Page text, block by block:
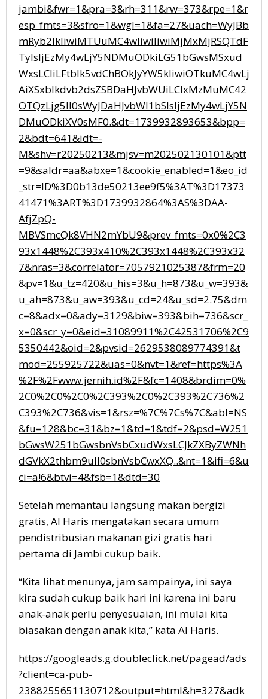
jambi&fwr=1&pra=3&rh=311&rw=373&rpe=1&r
esp_fmts=3&sfro=1&wgl=1&fa=27&uach=WyJBb
mRyb2lkIiwiMTUuMC4wIiwiIiwiMjMxMjRSQTdF
TyIsIjEzMy4wLjY5NDMuODkiLG51bGwsMSxud
WxsLCIiLFtbIk5vdChBOkJyYW5kIiwiOTkuMC4wLj
AiXSxbIkdvb2dsZSBDaHJvbWUiLCIxMzMuMC42
OTQzLjg5Il0sWyJDaHJvbWl1bSIsIjEzMy4wLjY5N
DMuODkiXV0sMF0.&dt=1739932893653&bpp=
2&bdt=641&idt=-
M&shv=r20250213&mjsv=m202502130101&ptt
=9&saldr=aa&abxe=1&cookie_enabled=1&eo_id
_str=ID%3D0b13de50213ee9f5%3AT%3D17373
41471%3ART%3D1739932864%3AS%3DAA-
AfjZpQ-
MBVSmcQk8VHN2mYbU9&prev_fmts=0x0%2C3
93x1448%2C393x410%2C393x1448%2C393x32
7&nras=3&correlator=7057921025387&frm=20
&pv=1&u_tz=420&u_his=3&u_h=873&u_w=393&
u_ah=873&u_aw=393&u_cd=24&u_sd=2.75&dm
c=8&adx=0&ady=3129&biw=393&bih=736&scr_
x=0&scr_y=0&eid=31089911%2C42531706%2C9
5350442&oid=2&pvsid=2629538089774391&t
mod=255925722&uas=0&nvt=1&ref=https%3A
%2F%2Fwww.jernih.id%2F&fc=1408&brdim=0%
2C0%2C0%2C0%2C393%2C0%2C393%2C736%2
C393%2C736&vis=1&rsz=%7C%7Cs%7C&abl=NS
&fu=128&bc=31&bz=1&td=1&tdf=2&psd=W251
bGwsW251bGwsbnVsbCxudWxsLCJkZXByZWNh
dGVkX2thbm9uIl0sbnVsbCwxXQ..&nt=1&ifi=6&u
ci=a!6&btvi=4&fsb=1&dtd=30
Setelah memantau langsung makan bergizi
gratis, Al Haris mengatakan secara umum
pendistribusian makanan gizi gratis hari
pertama di Jambi cukup baik.
“Kita lihat menunya, jam sampainya, ini saya
kira sudah cukup baik hari ini karena ini baru
anak-anak perlu penyesuaian, ini mulai kita
biasakan dengan anak kita,” kata Al Haris.
https://googleads.g.doubleclick.net/pagead/ads
?client=ca-pub-
2388255651130712&output=html&h=327&adk